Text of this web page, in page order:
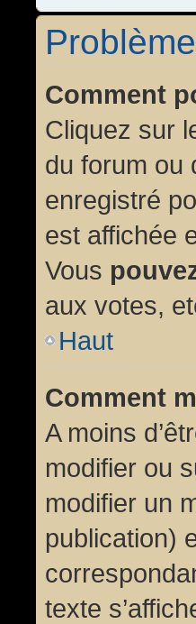
Comment
Cliquez sur
du forum ou
enregistré
est affichée
Vous
aux votes,
Haut
Comment
A moins
modifier ou
modifier un
publication)
texte